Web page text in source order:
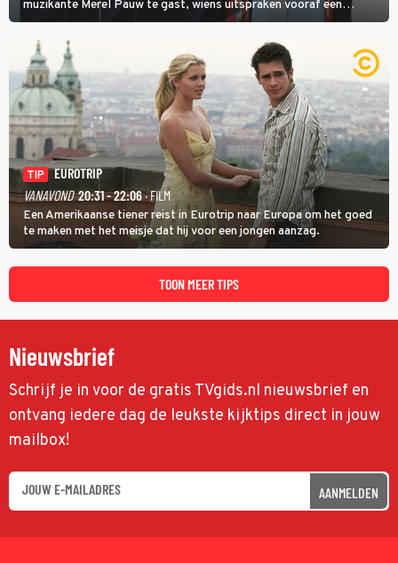
muzikante Merel Pauw te gast, wiens uitspraken vooraf een
boeiende avond beloven: 'Mijn ideale televisieavond is zoals mijn
identiteit: grenzeloos, absurd en vol angsten'.
TIP
EUROTRIP
VANAVOND 20:31 - 22:06· FILM
Een Amerikaanse tiener reist in Eurotrip naar Europa om het goed
te maken met het meisje dat hij voor een jongen aanzag.
TOON MEER TIPS
Nieuwsbrief
Schrijf je in voor de gratis TVgids.nl nieuwsbrief en
ontvang iedere dag de leukste kijktips direct in jouw
mailbox!
AANMELDEN